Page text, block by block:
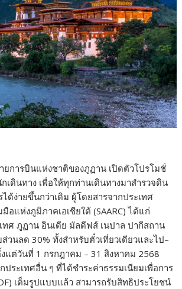
ยการบินแห่งชาติของภูฏาน เปิดตัวโปรโมชั่
เดินทาง เพื่อให้ทุกท่านเดินทางมาสำรวจดิน
ด้ง่ายขึ้นกว่าเดิม ผู้โดยสารจากประเทศ
อแห่งภูมิภาคเอเชียใต้ (SAARC) ได้แก่
ทศ ภูฏาน อินเดีย มัลดีฟส์ เนปาล ปากีสถาน
วนลด 30% ทั้งสำหรับตั๋วเที่ยวเดียวและไป–
แต่วันที่ 1 กรกฎาคม – 31 สิงหาคม 2568
ประเทศอื่น ๆ ที่ได้ชำระค่าธรรมเนียมเพื่อการ
เต็มรูปแบบแล้ว สามารถรับสิทธิประโยชน์